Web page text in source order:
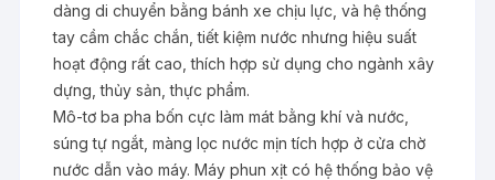
dàng di chuyển bằng bánh xe chịu lực, và hệ thống
tay cầm chắc chắn, tiết kiệm nước nhưng hiệu suất
hoạt động rất cao, thích hợp sử dụng cho ngành xây
dựng, thủy sản, thực phẩm.
Mô-tơ ba pha bốn cực làm mát bằng khí và nước,
súng tự ngắt, màng lọc nước mịn tích hợp ở cửa chờ
nước dẫn vào máy. Máy phun xịt có hệ thống bảo vệ